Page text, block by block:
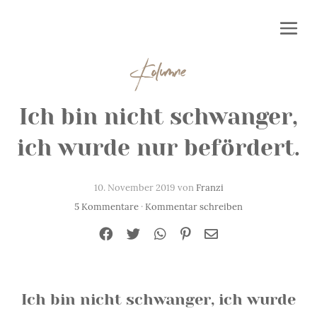
Kolumne
Ich bin nicht schwanger,
ich wurde nur befördert.
10. November 2019 vonFranzi
5 Kommentare · Kommentar schreiben
Ich bin nicht schwanger, ich wurde